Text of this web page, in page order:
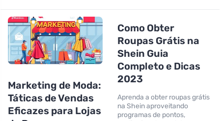
Marketing de Moda:
Táticas de Vendas
Eficazes para Lojas
Como Obter
Roupas Grátis na
Shein Guia
Completo e Dicas
2023
Aprenda a obter roupas grátis
na Shein aproveitando
programas de pontos,